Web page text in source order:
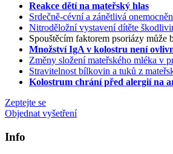
Reakce dětí na mateřský hlas
Srdečně-cévní a zánětlivá
Nitroděložní vystavení dítěte
Spouštěcím faktorem psoriázy může
Množství IgA v kolostru není
Změny složení mateřského mléka v
Stravitelnost bílkovin a tuků z
Kolostrum chrání před alergií na
Zeptejte se
Objednat vyšetření
Info